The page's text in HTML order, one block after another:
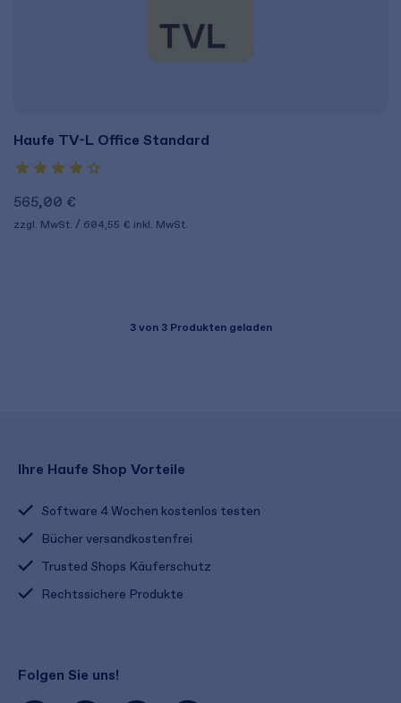
Haufe TV-L Office Standard
565,00 €
zzgl. MwSt. 604,55 € inkl. MwSt.
3von 3 Produkten geladen
Ihre Haufe Shop Vorteile
Software 4 Wochen kostenlos testen
Bücher versandkostenfrei
Trusted Shops Käuferschutz
Rechtssichere Produkte
Folgen Sie uns!